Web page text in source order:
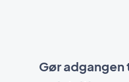
Gør adgangen